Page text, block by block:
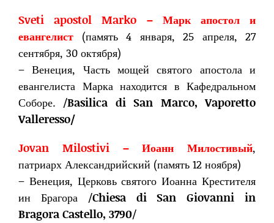
Sveti apostol Marko – Марк апостол и
евангелист (память 4 января, 25 апреля, 27
сентября, 30 октября)
– Венеция, Часть мощей святого апостола и
евангелиста Марка находится в Кафедральном
Соборе. /Basilica di San Marco, Vaporetto
Valleresso/
Jovan Milostivi – Иоанн Милостивый,
патриарх Александрийский (память 12 ноября)
– Венеция, Церковь святого Иоанна Крестителя
ин Брагора /Chiesa di San Giovanni in
Bragora Castello, 3790/